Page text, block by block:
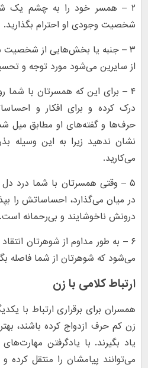
۲ – همسر خود را به چشم یک
شخصیت وجودی او احترام بگذارید.
۳ – جنبه یا بخش‌هایی از شخصیت
از سایرین می‌شود مورد توجه و
۴ – برای این که همسرتان با شما
درک کرده و برای افکار و
حرف‌ها و گفته‌های او مطابق میل
نشان ندهید زیرا به این وسیله
می‌کارید.
۵ – وقتی همسرتان با شما درد
در میان می‌گذارد، احساساتش را
درونش ناخوشایند و بی‌رحمانه است‌.
۶ – به طور مداوم از شوهرتان
می‌شود که شوهرتان از شما فاصله
ارتباط کلامی با زن
همسران برای برقراری ارتباط با
زن کم حرف ازدواج کرده باشند،
یاد بگیرند. با یادگرفتن
می‌توانند پیامشان را منتقل